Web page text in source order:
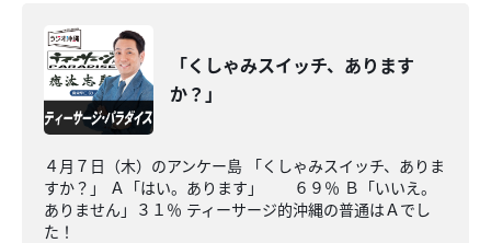
「くしゃみスイッチ、あります
か？」
４月７日（木）のアンケー島 「くしゃみスイッチ、ありま
すか？」 Ａ「はい。あります」 ６９％ Ｂ「いいえ。
ありません」３１％ ティーサージ的沖縄の普通はＡでし
た！